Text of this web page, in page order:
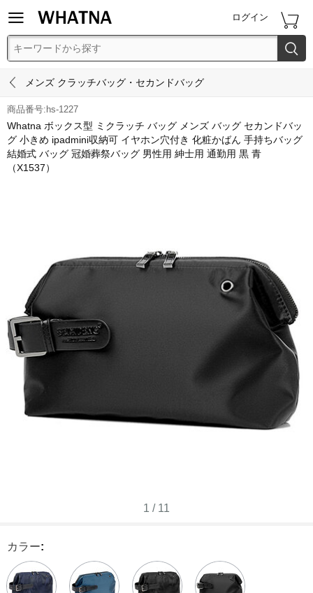
 ログイン 

 メンズ クラッチバッグ・セカンドバッグ
商品番号:hs-1227
Whatna ボックス型 ミクラッチ バッグ メンズ バッグ セカンドバッ
グ 小きめ ipadmini収納可 イヤホン穴付き 化粧かばん 手持ちバッグ
結婚式 バッグ 冠婚葬祭バッグ 男性用 紳士用 通勤用 黒 青
（X1537）
1 / 11
カラー: